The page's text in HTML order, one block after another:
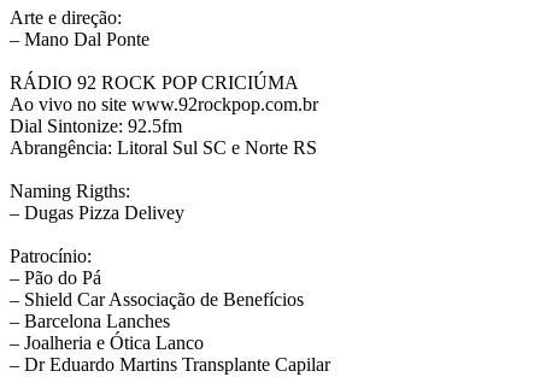
Arte e direção:
– Mano Dal Ponte
RÁDIO 92 ROCK POP CRICIÚMA
Ao vivo no site www.92rockpop.com.br
Dial Sintonize: 92.5fm
Abrangência: Litoral Sul SC e Norte RS
Naming Rigths:
– Dugas Pizza Delivey
Patrocínio:
– Pão do Pá
– Shield Car Associação de Benefícios
– Barcelona Lanches
– Joalheria e Ótica Lanco
– Dr Eduardo Martins Transplante Capilar